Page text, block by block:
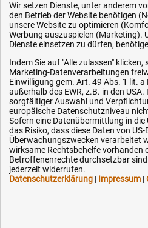
Datenschutz
Impressum
Karriere
OEM-Ersatzteile
Technik-Hilfe
Downloads
Kontakt
Ihre Hytec-Hydraulik
Schneller Versand, meist am
Wir setzen Dienste, unter anderem
den Betrieb der Website benötigen
unsere Website zu optimieren
Werbung auszuspielen (Marketing).
Dienste einsetzen zu dürfen,
Indem Sie auf "Alle zulassen"
Marketing-Datenverarbeitungen
Einwilligung gem. Art. 49 Abs. 1 lit.
außerhalb des EWR, z.B. in den
sorgfältiger Auswahl und
europäische Datenschutzniveau
Sofern eine Datenübermittlung in
das Risiko, dass diese Daten von
Überwachungszwecken verarbeitet
wirksame Rechtsbehelfe vorhanden
Betroffenenrechte durchsetzbar
jederzeit widerrufen.
Datenschutzerklärung | Impressum |